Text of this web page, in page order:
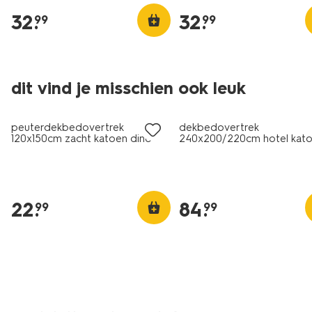
32.
99 32.
99
dit vind je misschien ook leuk
peuterdekbedovertrek
120x150cm zacht katoen dino
22.
99
30% korting
met je HEMA pas
dekbedovertrek
240x200/220cm hotel
84.
99